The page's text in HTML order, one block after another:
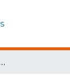
DEL NIVEL BÁSICA MEDIA DE LA ESCUELA PLURIDOCENTE “RITA LECUMBERRI”